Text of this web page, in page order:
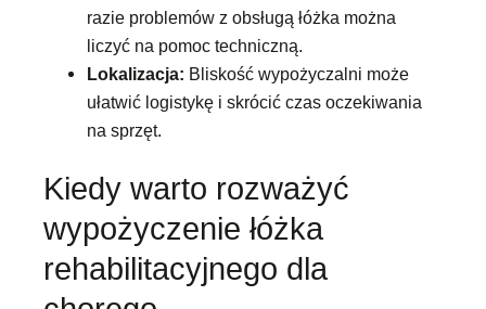
razie problemów z obsługą łóżka można
liczyć na pomoc techniczną.
Lokalizacja: Bliskość wypożyczalni może
ułatwić logistykę i skrócić czas oczekiwania
na sprzęt.
Kiedy warto rozważyć
wypożyczenie łóżka
rehabilitacyjnego dla